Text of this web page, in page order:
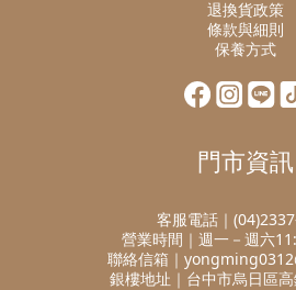
退換貨政策
條款與細則
保養方式
門市資訊
客服電話｜
營業時間｜週一－週六
聯絡信箱｜
銀樓地址｜台中市烏日區